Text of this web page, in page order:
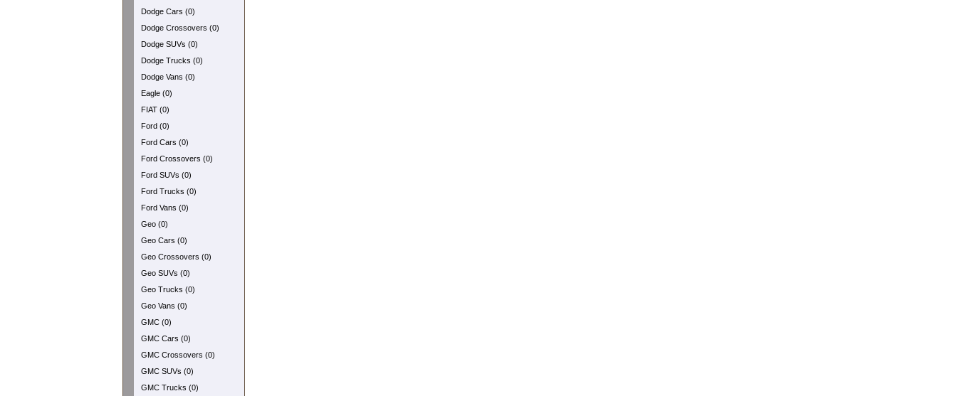
Dodge Cars (0)
Dodge Crossovers (0)
Dodge SUVs (0)
Dodge Trucks (0)
Dodge Vans (0)
Eagle (0)
FIAT (0)
Ford (0)
Ford Cars (0)
Ford Crossovers (0)
Ford SUVs (0)
Ford Trucks (0)
Ford Vans (0)
Geo (0)
Geo Cars (0)
Geo Crossovers (0)
Geo SUVs (0)
Geo Trucks (0)
Geo Vans (0)
GMC (0)
GMC Cars (0)
GMC Crossovers (0)
GMC SUVs (0)
GMC Trucks (0)